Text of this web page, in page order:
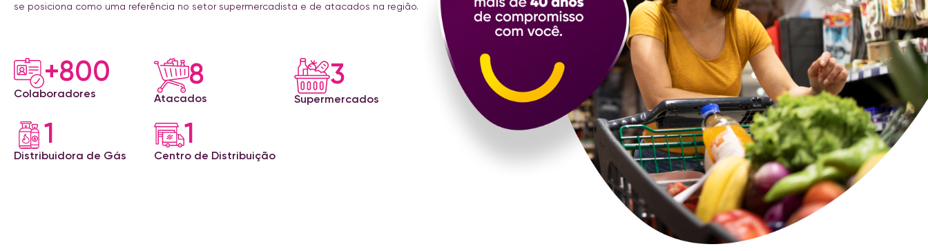
se posiciona como uma referência no setor supermercadista e de atacados na região.
+800
Colaboradores
8
Atacados
3
Supermercados
1
Distribuidora de Gás
1
Centro de Distribuição